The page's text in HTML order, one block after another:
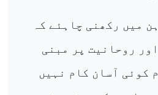
میں رکھنی چاہئے کہ
روحانیت پر مبنی
کوئی آسان کام نہیں